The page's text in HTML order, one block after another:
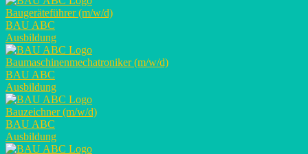
Baugeräteführer (m/w/d)
BAU ABC
Ausbildung
Baumaschinenmechatroniker (m/w/d)
BAU ABC
Ausbildung
Bauzeichner (m/w/d)
BAU ABC
Ausbildung